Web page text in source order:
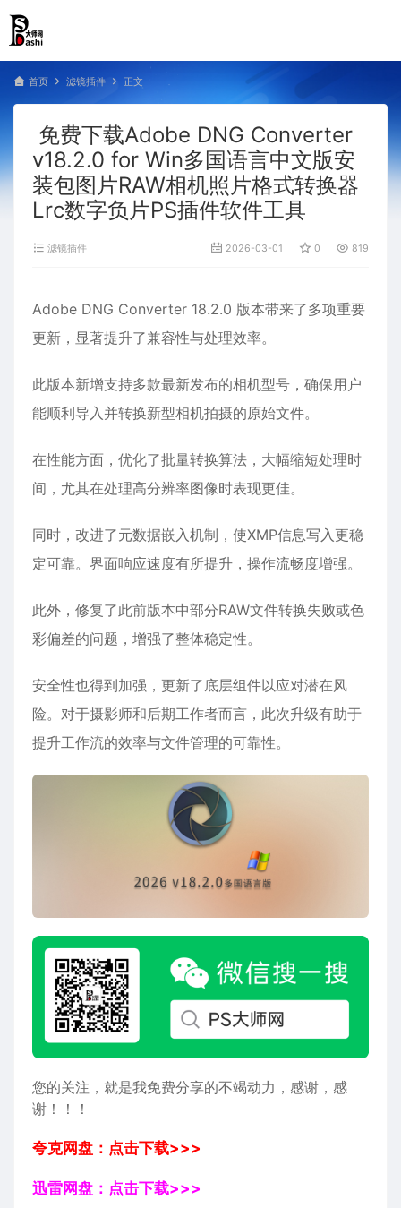
首页 滤镜插件 正文
免费下载Adobe DNG Converter
v18.2.0 for Win多国语言中文版安
装包图片RAW相机照片格式转换器
Lrc数字负片PS插件软件工具
滤镜插件 2026-03-01 0 819
Adobe DNG Converter 18.2.0 版本带来了多项重要
更新，显著提升了兼容性与处理效率。
此版本新增支持多款最新发布的相机型号，确保用户
能顺利导入并转换新型相机拍摄的原始文件。
在性能方面，优化了批量转换算法，大幅缩短处理时
间，尤其在处理高分辨率图像时表现更佳。
同时，改进了元数据嵌入机制，使XMP信息写入更稳
定可靠。界面响应速度有所提升，操作流畅度增强。
此外，修复了此前版本中部分RAW文件转换失败或色
彩偏差的问题，增强了整体稳定性。
安全性也得到加强，更新了底层组件以应对潜在风
险。对于摄影师和后期工作者而言，此次升级有助于
提升工作流的效率与文件管理的可靠性。
您的关注，就是我免费分享的不竭动力，感谢，感
谢！！！
夸克网盘：点击下载>>>
迅雷网盘：点击下载>>>